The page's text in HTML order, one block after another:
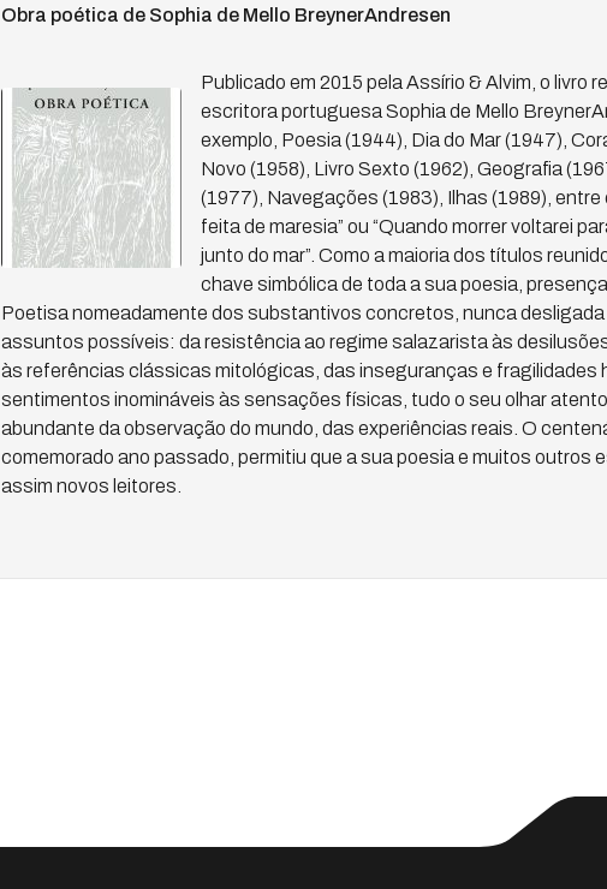
Obra poética de Sophia de Mello BreynerAndresen
Publicado em 2015 pela Assírio & Alvim, o livro
escritora portuguesa Sophia de Mello
exemplo, Poesia (1944), Dia do Mar (1947),
Novo (1958), Livro Sexto (1962), Geografia
(1977), Navegações (1983), Ilhas (1989), entre
feita de maresia” ou “Quando morrer voltarei
junto do mar”. Como a maioria dos títulos
chave simbólica de toda a sua poesia,
Poetisa nomeadamente dos substantivos concretos, nunca
assuntos possíveis: da resistência ao regime salazarista às
às referências clássicas mitológicas, das inseguranças e fragilidades
sentimentos inomináveis às sensações físicas, tudo o seu olhar
abundante da observação do mundo, das experiências reais. O
comemorado ano passado, permitiu que a sua poesia e muitos
assim novos leitores.